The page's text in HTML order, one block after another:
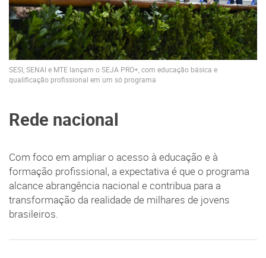
SESI, SENAI e MTE lançam o SEJA PRO+, com educação básica e
qualificação profissional em um só programa
Rede nacional
Com foco em ampliar o acesso à educação e à
formação profissional, a expectativa é que o programa
alcance abrangência nacional e contribua para a
transformação da realidade de milhares de jovens
brasileiros.